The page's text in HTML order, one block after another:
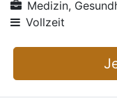
Medizin,
Vollzeit